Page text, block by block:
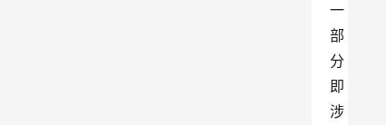
一
部
分
即
涉